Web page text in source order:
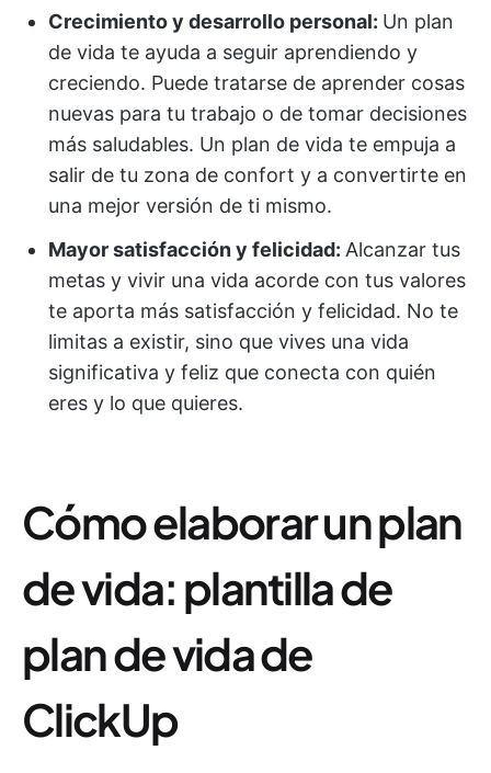
Crecimiento y desarrollo personal: Un plan
de vida te ayuda a seguir aprendiendo y
creciendo. Puede tratarse de aprender cosas
nuevas para tu trabajo o de tomar decisiones
más saludables. Un plan de vida te empuja a
salir de tu zona de confort y a convertirte en
una mejor versión de ti mismo.
Mayor satisfacción y felicidad: Alcanzar tus
metas y vivir una vida acorde con tus valores
te aporta más satisfacción y felicidad. No te
limitas a existir, sino que vives una vida
significativa y feliz que conecta con quién
eres y lo que quieres.
Cómo elaborar un plan
de vida: plantilla de
plan de vida de
ClickUp